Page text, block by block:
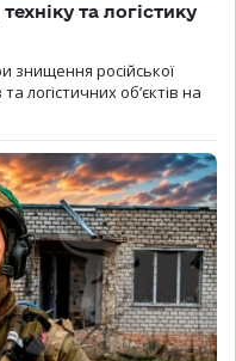
та логістику
знищення російської
логістичних об’єктів на